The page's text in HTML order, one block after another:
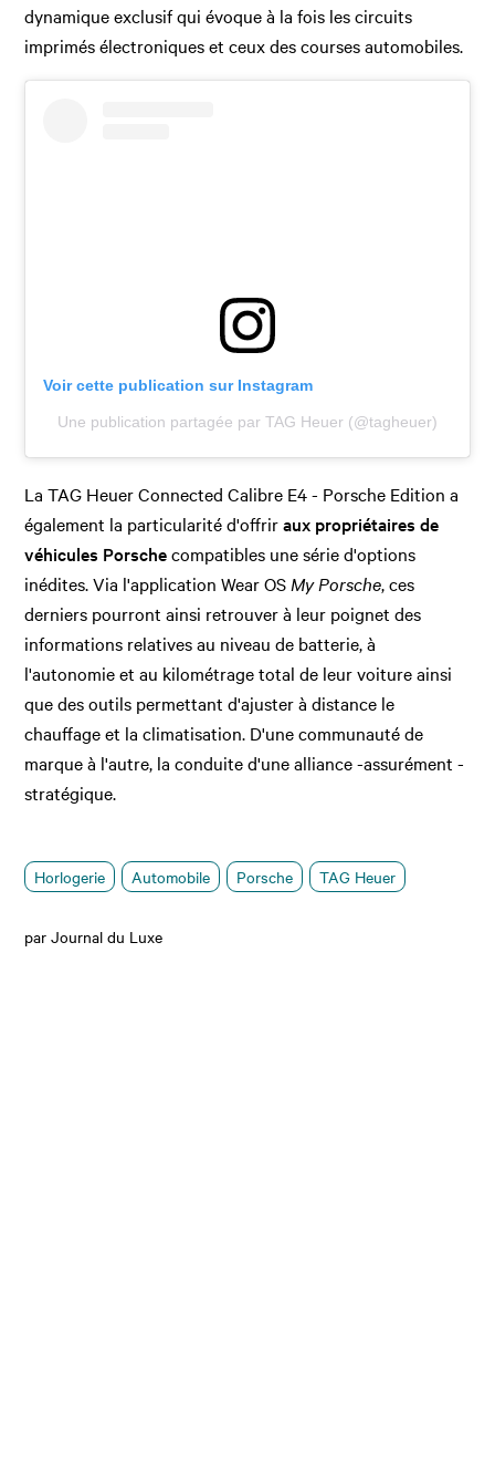
dynamique exclusif qui évoque à la fois les circuits
imprimés électroniques et ceux des courses automobiles.
Voir cette publication sur Instagram
Une publication partagée par TAG Heuer (@tagheuer)
La TAG Heuer Connected Calibre E4 - Porsche Edition a
également la particularité d'offriraux propriétaires de
véhicules Porschecompatibles une série d'options
inédites. Via l'application Wear OS My Porsche, ces
derniers pourront ainsi retrouver à leur poignet des
informations relatives au niveau de batterie, à
l'autonomie et au kilométrage total de leur voiture ainsi
que des outils permettant d'ajuster à distance le
chauffage et la climatisation. D'une communauté de
marque à l'autre, la conduite d'une alliance -assurément -
stratégique.
Horlogerie Automobile Porsche TAG Heuer
par Journal du Luxe